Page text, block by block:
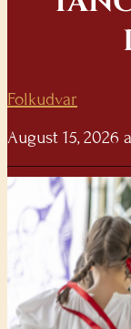
Folkudvar
August 15, 2026